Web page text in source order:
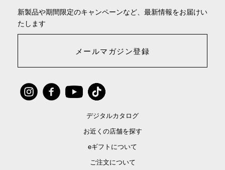
新製品や期間限定のキャンペーンなど、最新情報をお届けい
たします
メールマガジン登録
デジタルカタログ
お近くの店舗を探す
eギフトについて
ご注文について